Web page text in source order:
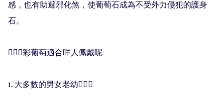
感，也有助避邪化煞，使葡萄石成為不受外力侵犯的護身
石。
🧚🏻‍♀️彩葡萄適合咩人佩戴呢
1. 大多數的男女老幼💁🏻‍♀️